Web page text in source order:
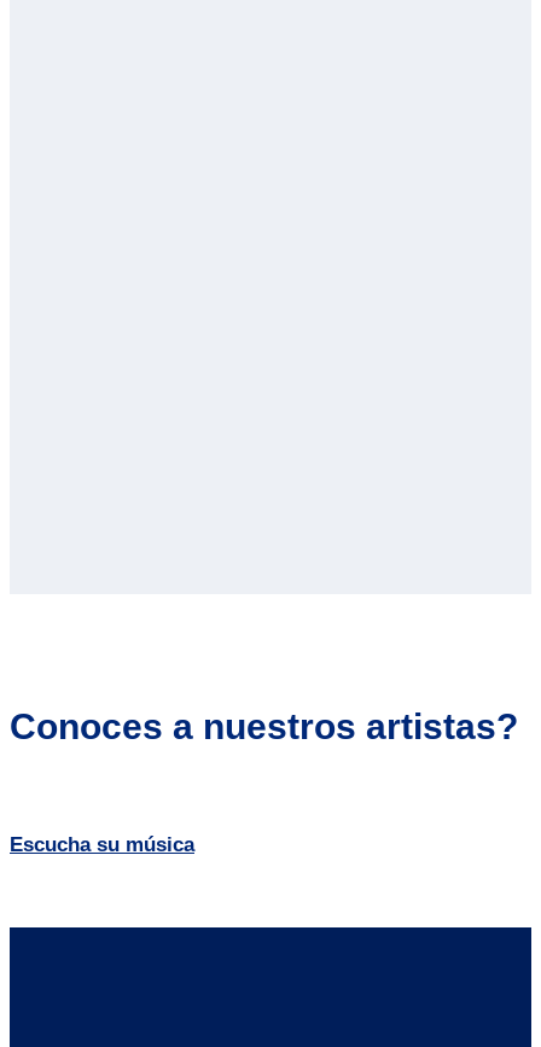
Conoces a nuestros artistas?
Escucha su música